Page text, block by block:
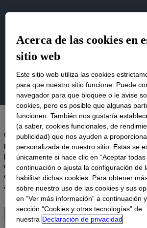
Cómo comprar
Dow Consumer
Ofrecemos opciones de compra
paquete deproducto. Para ver qué opciones
primero encuentre un productode su interés.
detalles de las opciones de compra que se
continuación. Independientemente de
a su disposición para brindarle servicio y
Acerca de las cookies en
sitio web
Este sitio web utiliza las cookies
para que nuestro sitio funcione. Puede
navegador para que bloquee o le avise
cookies, pero es posible que algunas
funcionen. También nos gustaría
(a saber, cookies funcionales, de
publicidad) que nos ayuden a
personalizada de nuestro sitio. Estas se
únicamente si hace clic en “Aceptar todas
continuación o ajusta la configuración de
habilitar dichas cookies. Para obtener
sobre nuestro uso de las cookies y sus
en “Ver más información” a continuación
sección “Cookies y otras tecnologías” de
nuestra Declaración de privacidad